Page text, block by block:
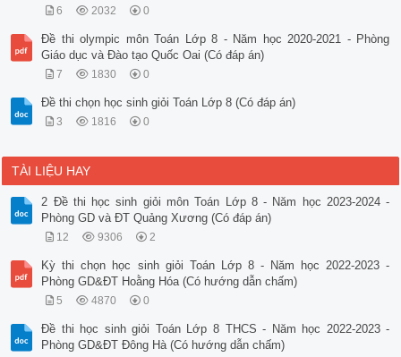
6 2032 0
Đề thi olympic môn Toán Lớp 8 - Năm học 2020-2021 - Phòng
Giáo dục và Đào tạo Quốc Oai (Có đáp án)
7 1830 0
Đề thi chọn học sinh giỏi Toán Lớp 8 (Có đáp án)
3 1816 0
TÀI LIỆU HAY
2 Đề thi học sinh giỏi môn Toán Lớp 8 - Năm học 2023-2024 -
Phòng GD và ĐT Quảng Xương (Có đáp án)
12 9306 2
Kỳ thi chọn học sinh giỏi Toán Lớp 8 - Năm học 2022-2023 -
Phòng GD&ĐT Hoằng Hóa (Có hướng dẫn chấm)
5 4870 0
Đề thi học sinh giỏi Toán Lớp 8 THCS - Năm học 2022-2023 -
Phòng GD&ĐT Đông Hà (Có hướng dẫn chấm)